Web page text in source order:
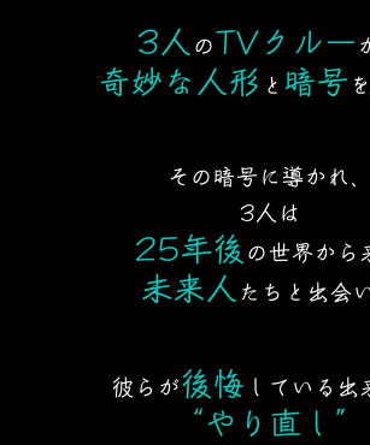
3人 のTVクルー
奇妙な人形 と 暗号
その暗号に導かれ、
3人は
25年後 の世界から
未来人 たちと出会い
彼らが後悔 している出
“やり直し”